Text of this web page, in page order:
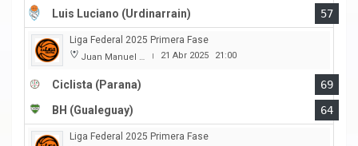
Luis Luciano (Urdinarrain)
57
Liga Federal 2025 Primera Fase
Juan Manuel A. Baglietto | 21 Abr 2025 21:00
Ciclista (Parana)
69
BH (Gualeguay)
64
Liga Federal 2025 Primera Fase